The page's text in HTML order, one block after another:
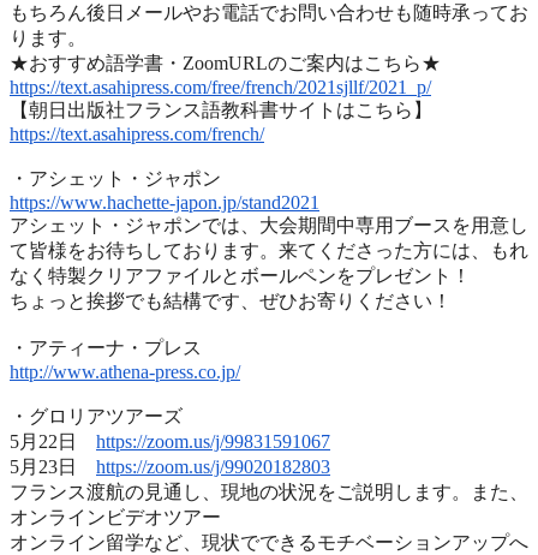
もちろん後日メールやお電話でお問い合わせも随時承ってお
ります。
★おすすめ語学書・ZoomURLのご案内はこちら★
https://text.asahipress.com/free/french/2021sjllf/2021_p/
【朝日出版社フランス語教科書サイトはこちら】
https://text.asahipress.com/french/
・アシェット・ジャポン
https://www.hachette-japon.jp/stand2021
アシェット・ジャポンでは、 大会期間中専用ブースを用意し
て皆様をお待ちしております。 来てくださった方には、
もれ
なく特製クリアファイルとボールペンをプレゼント！
ちょっと挨拶でも結構です、ぜひお寄りください！
・アティーナ・プレス
http://www.athena-press.co.jp/
・グロリアツアーズ
5月22日 https://zoom.us/j/99831591067
5月23日 https://zoom.us/j/99020182803
フランス渡航の見通し、現地の状況をご説明します。また、
オンラインビデオツアー
オンライン留学など、 現状でできるモチベーションアップへ